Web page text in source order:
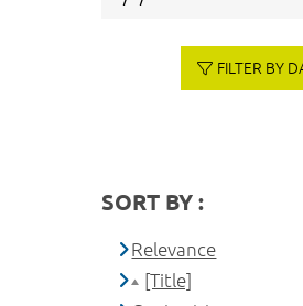
FILTER BY
SORT BY :
Relevance
[Title]